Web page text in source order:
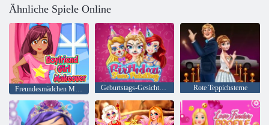
Ähnliche Spiele Online
Freundesmädchen Makeover Geburtstags-Gesichts-Malerei Rote Teppichsterne